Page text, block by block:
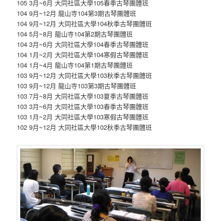
105 3月~6月 大同社區大學105春季古琴團體班
104 9月~12月 龍山寺104第3期古琴團體班
104 9月~12月 大同社區大學104秋季古琴團體班
104 5月~8月 龍山寺104第2期古琴團體班
104 3月~6月 大同社區大學104春季古琴團體班
104 1月~2月 大同社區大學104寒假古琴團體班
104 1月~4月 龍山寺104第1期古琴團體班
103 9月~12月 大同社區大學103秋季古琴團體班
103 9月~12月 龍山寺103第3期古琴團體班
103 7月~8月 大同社區大學103夏季古琴團體班
103 3月~6月 大同社區大學103春季古琴團體班
103 1月~2月 大同社區大學103寒假古琴團體班
102 9月~12月 大同社區大學102秋季古琴團體班